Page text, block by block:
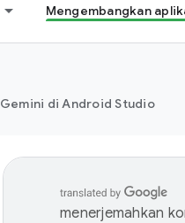
Mengembangkan
Gemini di Android Studio
menerjemahkan